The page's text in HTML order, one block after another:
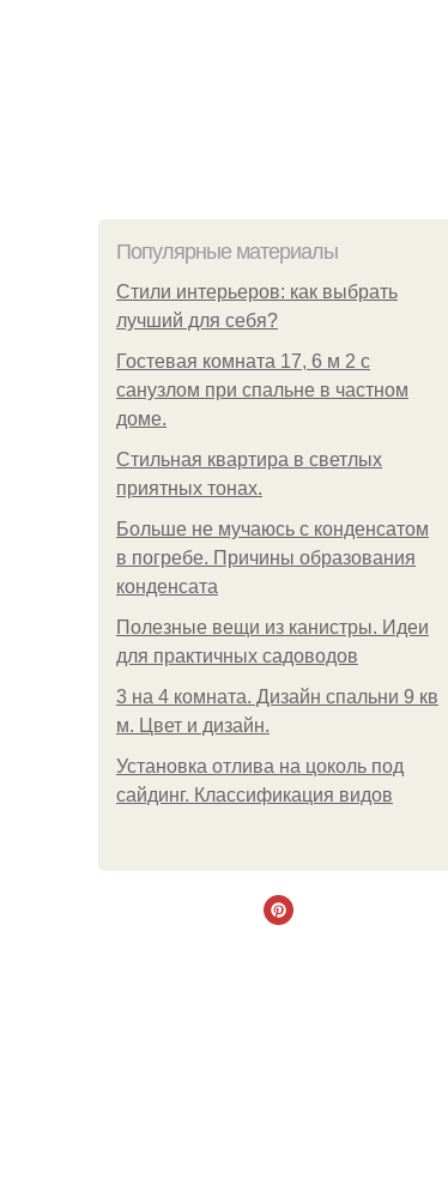
Популярные материалы
Стили интерьеров: как выбрать
лучший для себя?
Гостевая комната 17, 6 м 2 с
санузлом при спальне в частном
доме.
Стильная квартира в светлых
приятных тонах.
Больше не мучаюсь с конденсатом
в погребе. Причины образования
конденсата
Полезные вещи из канистры. Идеи
для практичных садоводов
3 на 4 комната. Дизайн спальни 9 кв
м. Цвет и дизайн.
Установка отлива на цоколь под
сайдинг. Классификация видов